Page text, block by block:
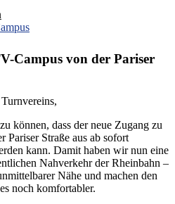
Campus von der Pariser
können, dass der neue Zugang zu
Pariser Straße aus ab sofort
kann. Damit haben wir nun eine
Nahverkehr der Rheinbahn –
Nähe und machen den
noch komfortabler.